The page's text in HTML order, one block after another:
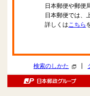
日本郵便や郵便
日本郵便では、
詳しくはこちら
検索のしかた